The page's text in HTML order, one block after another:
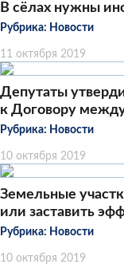
В сёлах нужны
Рубрика: Новости
11 октября 2019
Депутаты
к Договору
Рубрика: Новости
10 октября 2019
Земельные
или заставить
Рубрика: Новости
10 октября 2019